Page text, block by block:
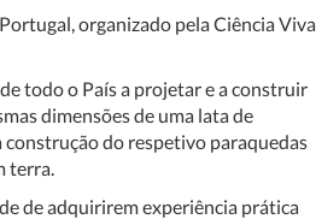
organizado pela Ciência Viva
todo o País a projetar e a construir
dimensões de uma lata de
do respetivo paraquedas
terra.
de adquirirem experiência prática